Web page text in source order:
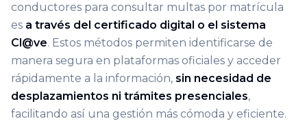
conductores para consultar multas por matrícula
es a través del certificado digital o el sistema
Cl@ve. Estos métodos permiten identificarse de
manera segura en plataformas oficiales y acceder
rápidamente a la información, sin necesidad de
desplazamientos ni trámites presenciales,
facilitando así una gestión más cómoda y eficiente.